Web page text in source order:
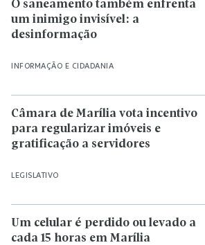
INFORMAÇÃO E CIDADANIA
O saneamento também enfrenta
um inimigo invisível: a
desinformação
LEGISLATIVO
Câmara de Marília vota incentivo
para regularizar imóveis e
gratificação a servidores
Um celular é perdido ou levado a
cada 15 horas em Marília